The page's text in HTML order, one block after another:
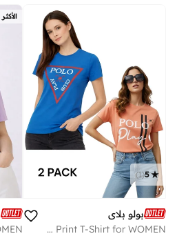
5
(
1
)
بولو بلاي
Multipack Graphic Print T-Shirt for WOMEN